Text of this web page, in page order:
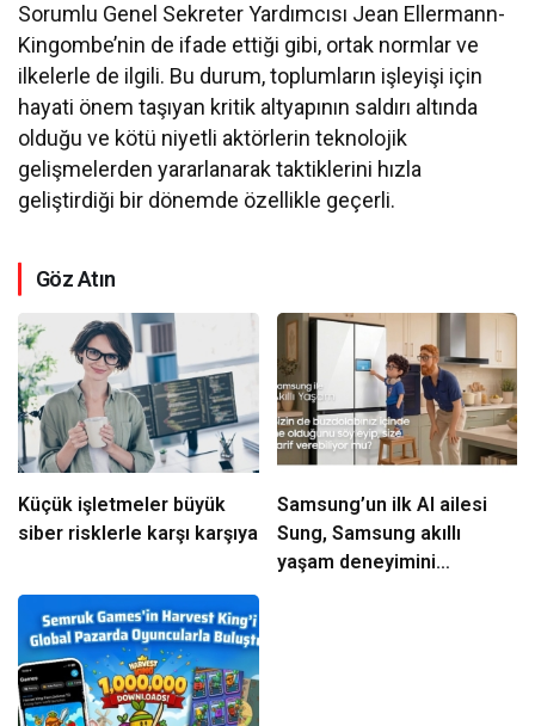
Sorumlu Genel Sekreter Yardımcısı Jean Ellermann-
Kingombe’nin de ifade ettiği gibi, ortak normlar ve
ilkelerle de ilgili. Bu durum, toplumların işleyişi için
hayati önem taşıyan kritik altyapının saldırı altında
olduğu ve kötü niyetli aktörlerin teknolojik
gelişmelerden yararlanarak taktiklerini hızla
geliştirdiği bir dönemde özellikle geçerli.
Göz Atın
Küçük işletmeler büyük
siber risklerle karşı karşıya
Samsung’un ilk AI ailesi
Sung, Samsung akıllı
yaşam deneyimini